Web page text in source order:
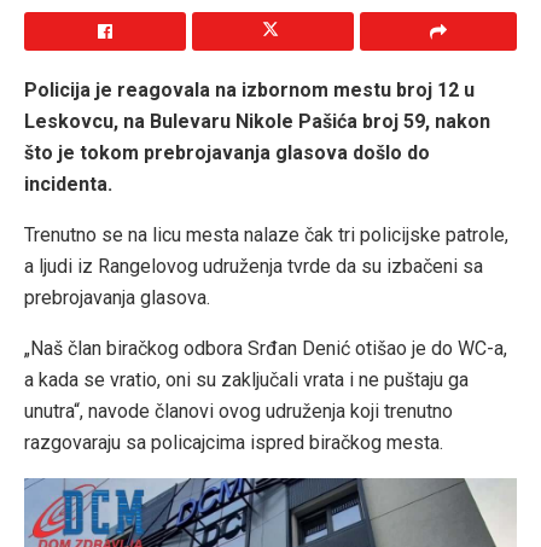
Policija je reagovala na izbornom mestu broj 12 u
Leskovcu, na Bulevaru Nikole Pašića broj 59, nakon
što je tokom prebrojavanja glasova došlo do
incidenta.
Trenutno se na licu mesta nalaze čak tri policijske patrole,
a ljudi iz Rangelovog udruženja tvrde da su izbačeni sa
prebrojavanja glasova.
„Naš član biračkog odbora Srđan Denić otišao je do WC-a,
a kada se vratio, oni su zaključali vrata i ne puštaju ga
unutra“, navode članovi ovog udruženja koji trenutno
razgovaraju sa policajcima ispred biračkog mesta.